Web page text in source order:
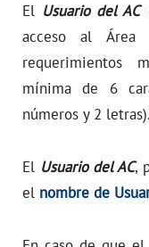
El Usuario del AC
acceso al Área
requerimientos
mínima de 6
números y 2 letras).
El Usuario del AC,
el nombre de